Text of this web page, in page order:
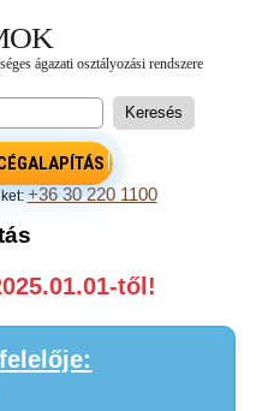
+36 30 220 1100
től!